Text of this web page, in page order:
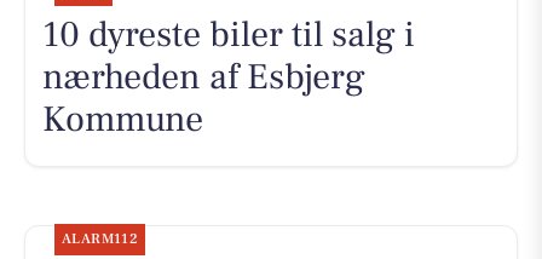
10 dyreste biler til salg i
nærheden af Esbjerg
Kommune
ALARM112